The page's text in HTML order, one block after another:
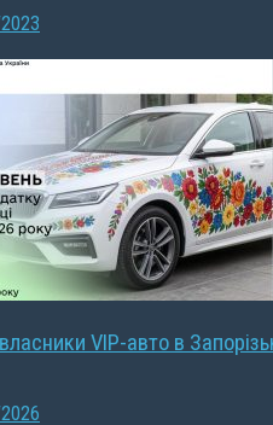
VIP-авто в